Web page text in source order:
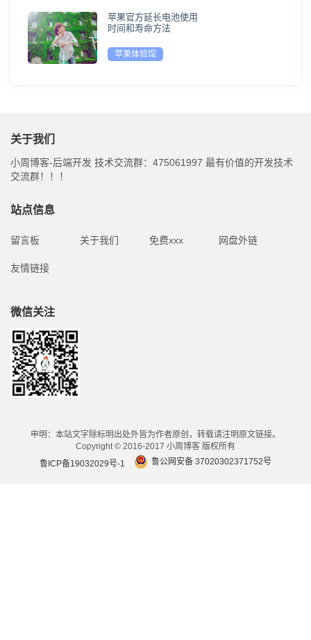
苹果官方延长电池使用
时间和寿命方法
苹果体验馆
关于我们
小周博客-后端开发 技术交流群：475061997 最有价值的开发技术
交流群！！！
站点信息
留言板 关于我们 免费xxx 网盘外链
友情链接
微信关注
申明：本站文字除标明出处外皆为作者原创，转载请注明原文链接。
Copyright © 2016-2017 小周博客 版权所有
鲁ICP备19032029号-1
鲁公网安备 37020302371752号